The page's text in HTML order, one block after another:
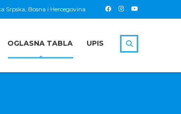
Srpska, Bosna i Hercegovina
OGLASNA TABLA UPIS